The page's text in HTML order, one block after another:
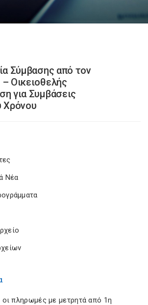
Σύμβασης από τον
Οικειοθελής
για Συμβάσεις
Χρόνου
Νέα
οι πληρωμές με μετρητά από 1η